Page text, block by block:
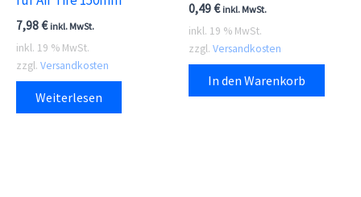
7,98€ inkl. MwSt.
inkl. 19 % MwSt.
zzgl. Versandkosten
Weiterlesen
0,49€ inkl. MwSt.
inkl. 19 % MwSt.
zzgl. Versandkosten
In den Warenkorb